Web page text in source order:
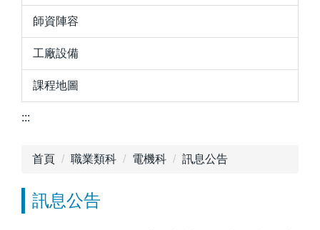
師資陣容
工廠設備
課程地圖
:::
首頁 職業類科 電機科 訊息公告
訊息公告